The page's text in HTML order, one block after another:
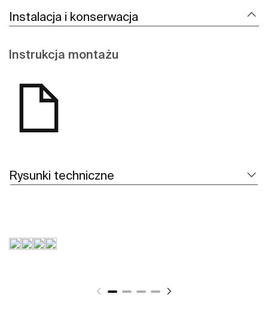
Instalacja i konserwacja
Instrukcja montażu
Rysunki techniczne